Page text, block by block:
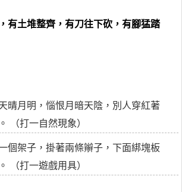
有土堆整齊，有刀往下砍，有腳猛踏
晴月明，惱恨月暗天陰，別人穿紅著
（打一自然現象）
個架子，掛著兩條辮子，下面綁塊板
（打一遊戲用具）